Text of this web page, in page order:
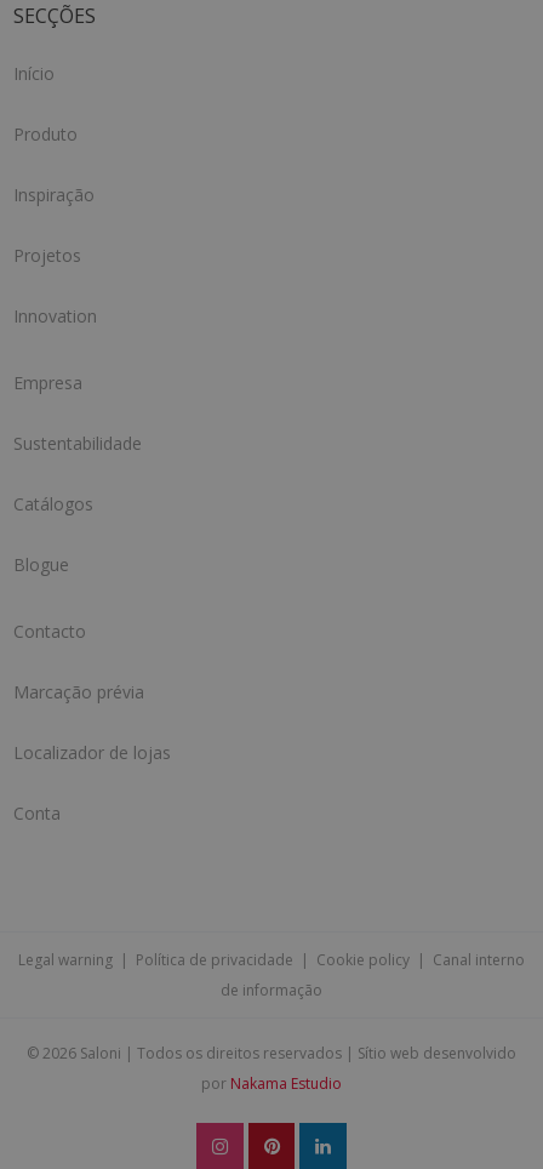
SECÇÕES
Início
Produto
Inspiração
Projetos
Innovation
Empresa
Sustentabilidade
Catálogos
Blogue
Contacto
Marcação prévia
Localizador de lojas
Conta
Legal warning | Política de privacidade | Cookie policy | Canal interno
de informação
©2026 Saloni | Todos os direitos reservados | Sítio web desenvolvido
por Nakama Estudio